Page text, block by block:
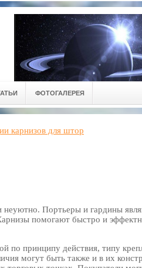
ФОТОГАЛЕРЕЯ
карнизов для штор
Портьеры и гардины
помогают быстро и
по принципу действия, типу
могут быть также и в их